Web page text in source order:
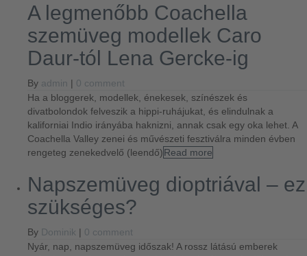
A legmenőbb Coachella
szemüveg modellek Caro
Daur-tól Lena Gercke-ig
By admin | 0 comment
Ha a bloggerek, modellek, énekesek, színészek és
divatbolondok felveszik a hippi-ruhájukat, és elindulnak a
kaliforniai Indio irányába haknizni, annak csak egy oka lehet. A
Coachella Valley zenei és művészeti fesztiválra minden évben
rengeteg zenekedvelő (leendő)Read more
Napszemüveg dioptriával – ez
szükséges?
By Dominik | 0 comment
Nyár, nap, napszemüveg időszak! A rossz látású emberek